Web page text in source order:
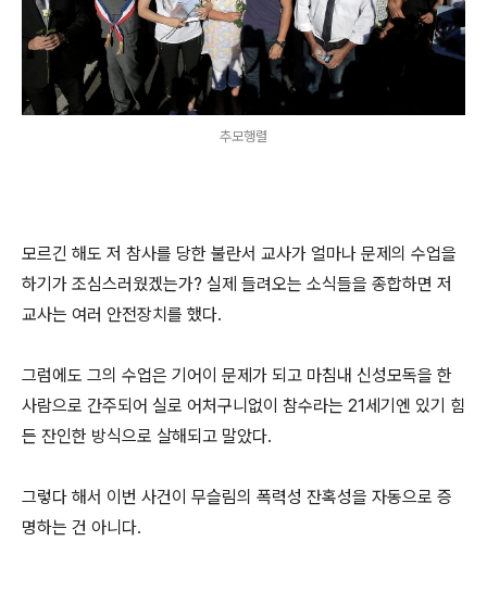
추모행렬
모르긴 해도 저 참사를 당한 불란서 교사가 얼마나 문제의 수업을
하기가 조심스러웠겠는가? 실제 들려오는 소식들을 종합하면 저
교사는 여러 안전장치를 했다.
그럼에도 그의 수업은 기어이 문제가 되고 마침내 신성모독을 한
사람으로 간주되어 실로 어처구니없이 참수라는 21세기엔 있기 힘
든 잔인한 방식으로 살해되고 말았다.
그렇다 해서 이번 사건이 무슬림의 폭력성 잔혹성을 자동으로 증
명하는 건 아니다.